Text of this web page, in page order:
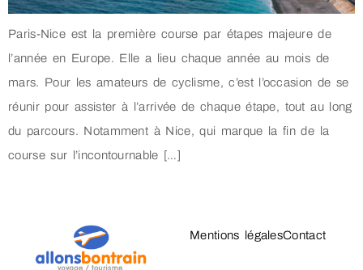
Paris-Nice est la première course par étapes majeure de
l’année en Europe. Elle a lieu chaque année au mois de
mars. Pour les amateurs de cyclisme, c’est l’occasion de se
réunir pour assister à l’arrivée de chaque étape, tout au long
du parcours. Notamment à Nice, qui marque la fin de la
course sur l’incontournable […]
Mentions légalesContact